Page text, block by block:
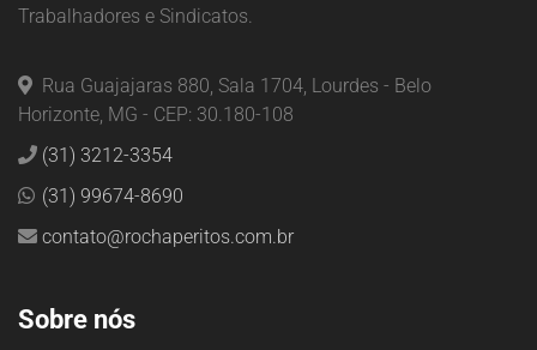
Trabalhadores e Sindicatos.
Rua Guajajaras 880, Sala 1704, Lourdes - Belo
Horizonte, MG - CEP: 30.180-108
(31) 3212-3354
(31) 99674-8690
contato@rochaperitos.com.br
Sobre nós